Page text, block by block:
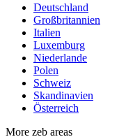
Deutschland
Großbritannien
Italien
Luxemburg
Niederlande
Polen
Schweiz
Skandinavien
Österreich
More zeb areas